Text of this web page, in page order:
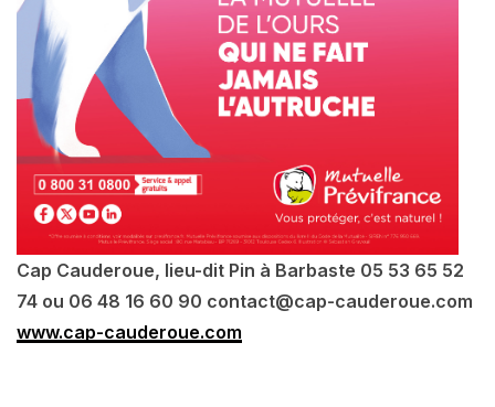
Cap Cauderoue, lieu-dit Pin à Barbaste 05 53 65 52
74 ou 06 48 16 60 90 contact@cap-cauderoue.com
www.cap-cauderoue.com